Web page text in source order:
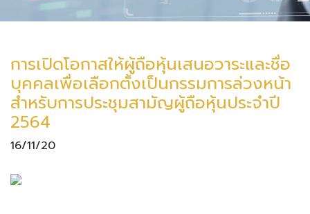
การเปิดโอกาสให้ผู้ถือหุ้นเสนอวาระและชื่อ
บุคคลเพื่อเลือกตั้งเป็นกรรมการล่วงหน้า
สำหรับการประชุมสามัญผู้ถือหุ้นประจำปี
2564
16/11/20